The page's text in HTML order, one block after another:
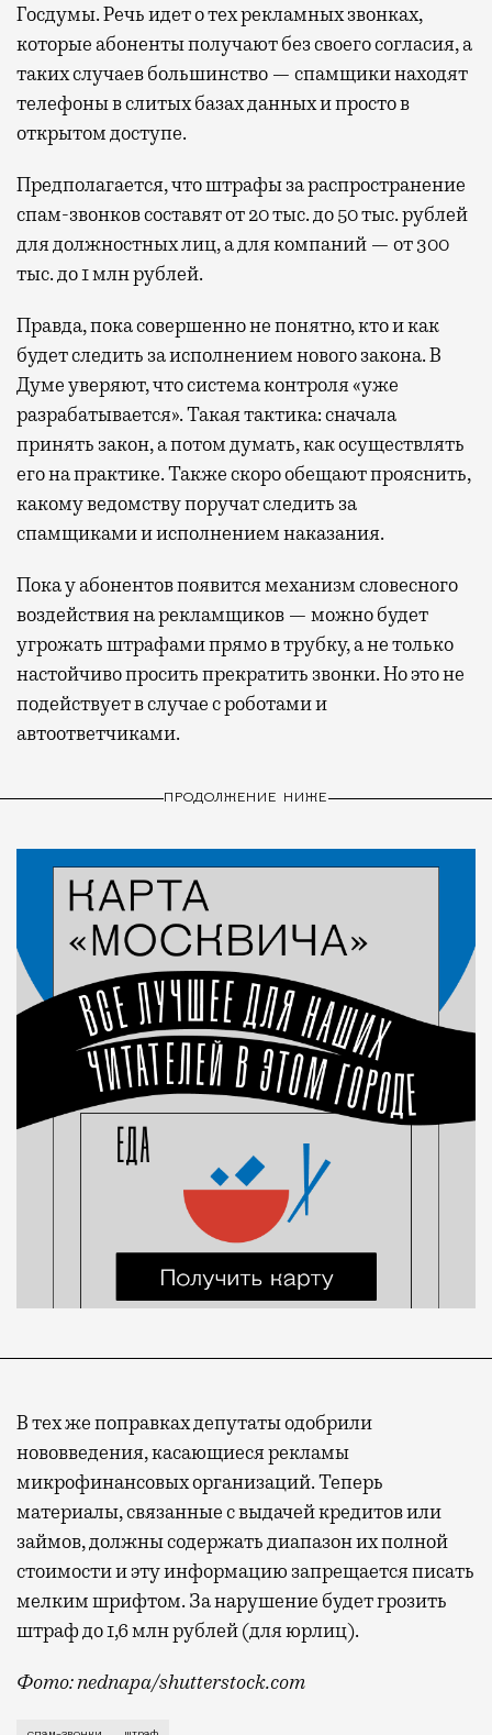
Госдумы. Речь идет о тех рекламных звонках,
которые абоненты получают без своего согласия, а
таких случаев большинство — спамщики находят
телефоны в слитых базах данных и просто в
открытом доступе.
Предполагается, что штрафы за распространение
спам-звонков составят от 20 тыс. до 50 тыс. рублей
для должностных лиц, а для компаний — от 300
тыс. до 1 млн рублей.
Правда, пока совершенно не понятно, кто и как
будет следить за исполнением нового закона. В
Думе уверяют, что система контроля «уже
разрабатывается». Такая тактика: сначала
принять закон, а потом думать, как осуществлять
его на практике. Также скоро обещают прояснить,
какому ведомству поручат следить за
спамщиками и исполнением наказания.
Пока у абонентов появится механизм словесного
воздействия на рекламщиков — можно будет
угрожать штрафами прямо в трубку, а не только
настойчиво просить прекратить звонки. Но это не
подействует в случае с роботами и
автоответчиками.
ПРОДОЛЖЕНИЕ НИЖЕ
В тех же поправках депутаты одобрили
нововведения, касающиеся рекламы
микрофинансовых организаций. Теперь
материалы, связанные с выдачей кредитов или
займов, должны содержать диапазон их полной
стоимости и эту информацию запрещается писать
мелким шрифтом. За нарушение будет грозить
штраф до 1,6 млн рублей (для юрлиц).
Фото: nednapa/shutterstock.com